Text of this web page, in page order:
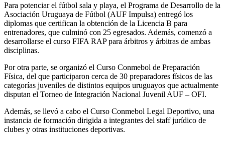
Para potenciar el fútbol sala y playa, el Programa de Desarrollo de la
Asociación Uruguaya de Fútbol (AUF Impulsa) entregó los
diplomas que certifican la obtención de la Licencia B para
entrenadores, que culminó con 25 egresados. Además, comenzó a
desarrollarse el curso FIFA RAP para árbitros y árbitras de ambas
disciplinas.
Por otra parte, se organizó el Curso Conmebol de Preparación
Física, del que participaron cerca de 30 preparadores físicos de las
categorías juveniles de distintos equipos uruguayos que actualmente
disputan el Torneo de Integración Nacional Juvenil AUF – OFI.
Además, se llevó a cabo el Curso Conmebol Legal Deportivo, una
instancia de formación dirigida a integrantes del staff jurídico de
clubes y otras instituciones deportivas.